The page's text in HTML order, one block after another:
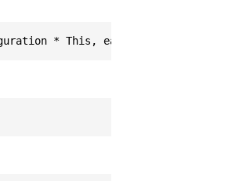
* This, easyar_String * path)